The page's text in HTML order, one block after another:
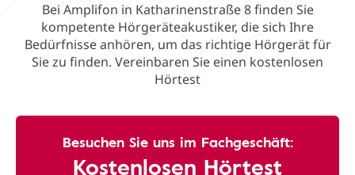
Bei Amplifon in Katharinenstraße 8 finden Sie
kompetente Hörgeräteakustiker, die sich Ihre
Bedürfnisse anhören, um das richtige Hörgerät für
Sie zu finden. Vereinbaren Sie einen kostenlosen
Hörtest
Besuchen Sie uns im Fachgeschäft:
Kostenlosen Hörtest